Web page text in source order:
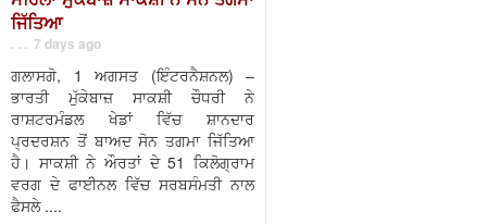
ਜਿੱਤਿਆ
. . . 7 days ago
ਗਲਾਸਗੋ, 1 ਅਗਸਤ (ਇੰਟਰਨੈਸ਼ਨਲ) –
ਭਾਰਤੀ ਮੁੱਕੇਬਾਜ਼ ਸਾਕਸ਼ੀ ਚੌਧਰੀ ਨੇ
ਰਾਸ਼ਟਰਮੰਡਲ ਖੇਡਾਂ ਵਿੱਚ ਸ਼ਾਨਦਾਰ
ਪ੍ਰਦਰਸ਼ਨ ਤੋਂ ਬਾਅਦ ਸੋਨ ਤਗਮਾ ਜਿੱਤਿਆ
ਹੈ। ਸਾਕਸ਼ੀ ਨੇ ਔਰਤਾਂ ਦੇ 51 ਕਿਲੋਗ੍ਰਾਮ
ਵਰਗ ਦੇ ਫਾਈਨਲ ਵਿੱਚ ਸਰਬਸੰਮਤੀ ਨਾਲ
ਫੈਸਲੇ ....